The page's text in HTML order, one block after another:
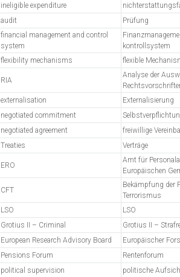
ineligible expenditure
audit Prüfung
financial management and control
system
kontrollsystem
flexibility mechanisms flexible
RIA
Analyse der
externalisation
Externalisierung
negotiated commitment
negotiated agreement
freiwillige
Treaties Verträge
ERO
Amt für
Europäischen
CFT
Bekämpfung der
Terrorismus
LSO
LSO
Grotius II – Criminal
Grotius II –
European Research Advisory Board
Europäischer
Pensions Forum
Rentenforum
political supervision
politische